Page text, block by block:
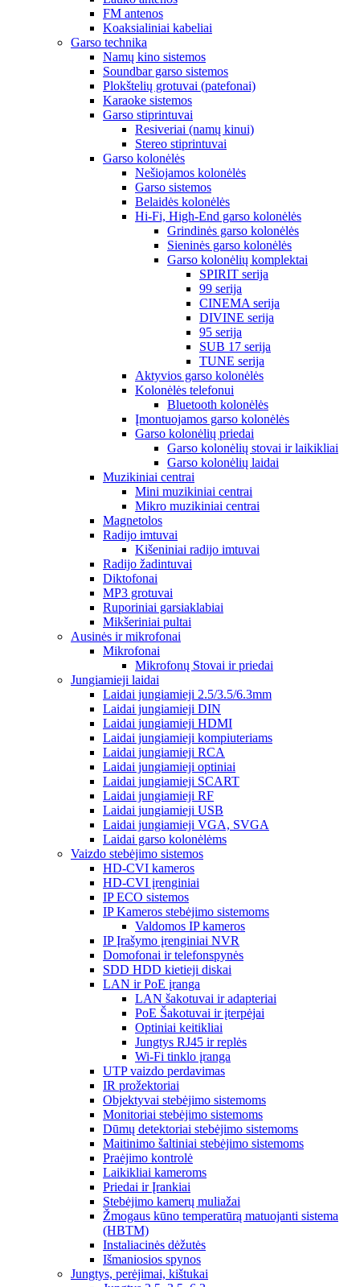
FM antenos
Koaksialiniai kabeliai
Garso technika
Namų kino sistemos
Soundbar garso sistemos
Plokštelių grotuvai (patefonai)
Karaoke sistemos
Garso stiprintuvai
Resiveriai (namų kinui)
Stereo stiprintuvai
Garso kolonėlės
Nešiojamos kolonėlės
Garso sistemos
Belaidės kolonėlės
Hi-Fi, High-End garso kolonėlės
Grindinės garso kolonėlės
Sieninės garso kolonėlės
Garso kolonėlių komplektai
SPIRIT serija
99 serija
CINEMA serija
DIVINE serija
95 serija
SUB 17 serija
TUNE serija
Aktyvios garso kolonėlės
Kolonėlės telefonui
Bluetooth kolonėlės
Įmontuojamos garso kolonėlės
Garso kolonėlių priedai
Garso kolonėlių stovai ir laikikliai
Garso kolonėlių laidai
Muzikiniai centrai
Mini muzikiniai centrai
Mikro muzikiniai centrai
Magnetolos
Radijo imtuvai
Kišeniniai radijo imtuvai
Radijo žadintuvai
Diktofonai
MP3 grotuvai
Ruporiniai garsiaklabiai
Mikšeriniai pultai
Ausinės ir mikrofonai
Mikrofonai
Mikrofonų Stovai ir priedai
Jungiamieji laidai
Laidai jungiamieji 2.5/3.5/6.3mm
Laidai jungiamieji DIN
Laidai jungiamieji HDMI
Laidai jungiamieji kompiuteriams
Laidai jungiamieji RCA
Laidai jungiamieji optiniai
Laidai jungiamieji SCART
Laidai jungiamieji RF
Laidai jungiamieji USB
Laidai jungiamieji VGA, SVGA
Laidai garso kolonėlėms
Vaizdo stebėjimo sistemos
HD-CVI kameros
HD-CVI įrenginiai
IP ECO sistemos
IP Kameros stebėjimo sistemoms
Valdomos IP kameros
IP Įrašymo įrenginiai NVR
Domofonai ir telefonspynės
SDD HDD kietieji diskai
LAN ir PoE įranga
LAN šakotuvai ir adapteriai
PoE Šakotuvai ir įterpėjai
Optiniai keitikliai
Jungtys RJ45 ir replės
Wi-Fi tinklo įranga
UTP vaizdo perdavimas
IR prožektoriai
Objektyvai stebėjimo sistemoms
Monitoriai stebėjimo sistemoms
Dūmų detektoriai stebėjimo sistemoms
Maitinimo šaltiniai stebėjimo sistemoms
Praėjimo kontrolė
Laikikliai kameroms
Priedai ir Įrankiai
Stebėjimo kamerų muliažai
Žmogaus kūno temperatūrą matuojanti sistema
(HBTM)
Instaliacinės dėžutės
Išmaniosios spynos
Jungtys, perėjimai, kištukai